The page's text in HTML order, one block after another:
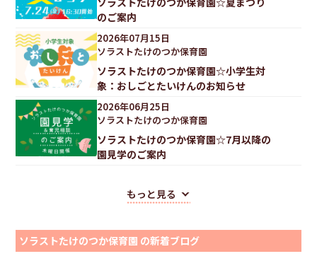
のご案内
2026年07月15日
ソラストたけのつか保育園
ソラストたけのつか保育園☆小学生対
象：おしごとたいけんのお知らせ
2026年06月25日
ソラストたけのつか保育園
ソラストたけのつか保育園☆7月以降の
園見学のご案内
もっと見る
ソラストたけのつか保育園 の新着ブログ